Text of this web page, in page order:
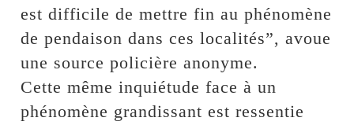
est difficile de mettre fin au phénomène
de pendaison dans ces localités”, avoue
une source policière anonyme.
Cette même inquiétude face à un
phénomène grandissant est ressentie